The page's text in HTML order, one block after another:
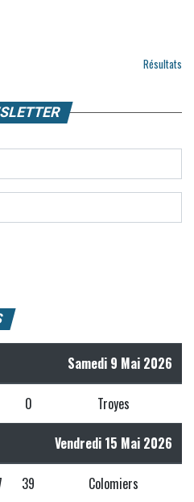
Résultats
Samedi 9 Mai 2026
0 Troyes
Vendredi 15 Mai 2026
39 Colomiers